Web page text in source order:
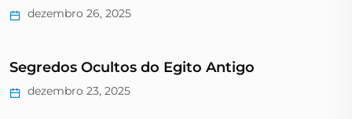
dezembro 26, 2025
Segredos Ocultos do Egito Antigo
dezembro 23, 2025